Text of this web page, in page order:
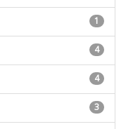
1
4
4
3